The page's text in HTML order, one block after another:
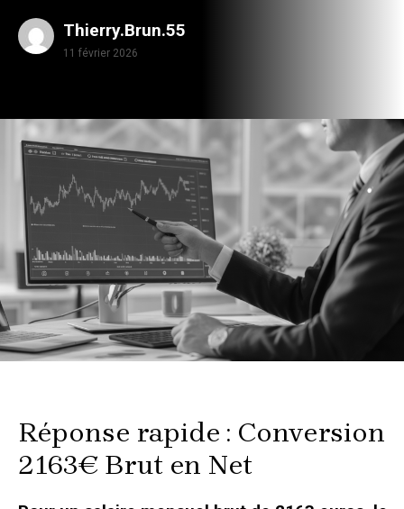
Thierry.Brun.55
11 février 2026
Réponse rapide : Conversion
2163€ Brut en Net